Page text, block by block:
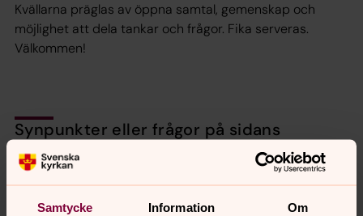
Samtycke Information Om
Kvällarna präglas av öppna samtal, gemenskap och
möjlighet att dela tankar och frågor. Fika serveras.
Välkommen!
Synpunkter eller frågor på sidans
innehåll?
nora.tarnsjo.forsamling@svenskakyrkan.se
Dela